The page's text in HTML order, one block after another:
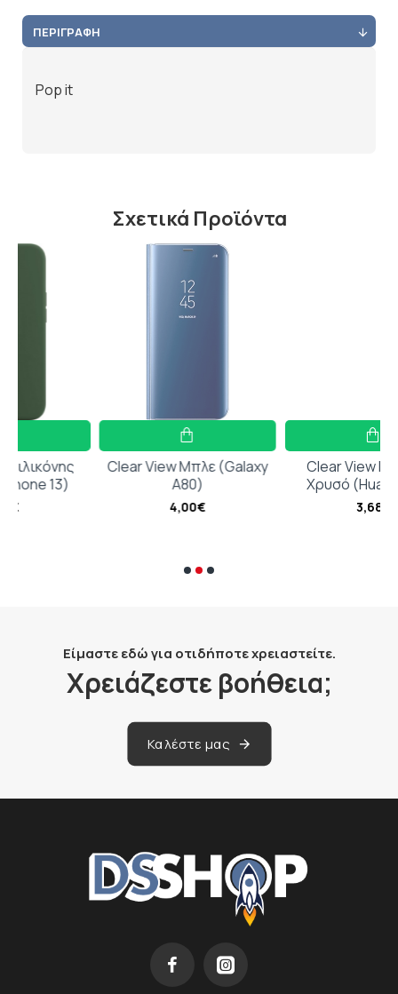
ΠΕΡΙΓΡΑΦΉ
Pop it
Σχετικά Προϊόντα
Clear View Μπλε (Galaxy
Clear View Book Ροζ
Χρυσό (Huawei Y6p)
Είμαστε εδώ για οτιδήποτε χρειαστείτε.
Χρειάζεστε βοήθεια;
Καλέστε μας